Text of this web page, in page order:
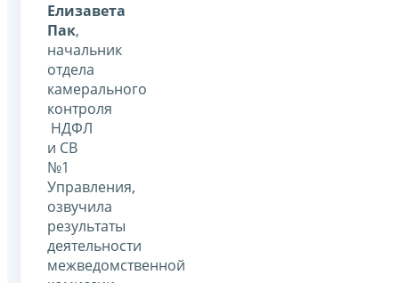
Елизавета
Пак,
начальник
отдела
камерального
контроля
НДФЛ
и СВ
№1
Управления,
озвучила
результаты
деятельности
межведомственной